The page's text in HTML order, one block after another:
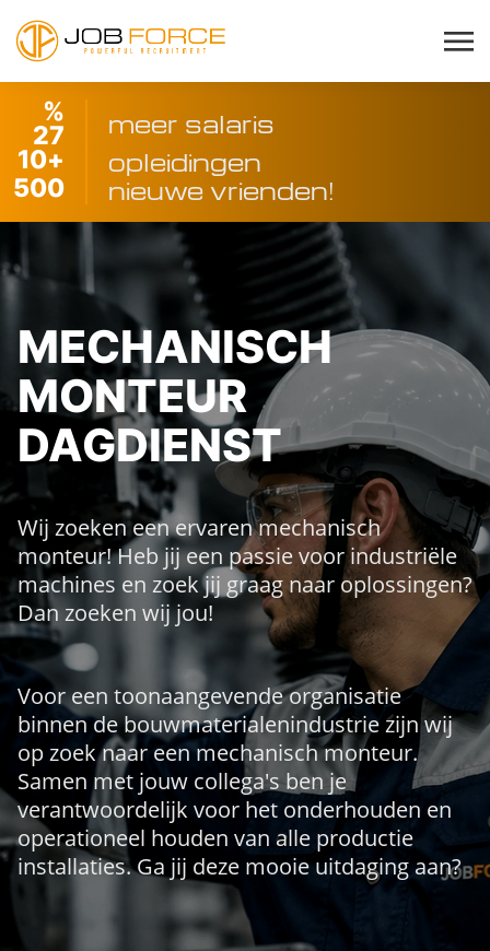
%
27
meer salaris
+
10
opleidingen
500
nieuwe vrienden!
MECHANISCH
MONTEUR
DAGDIENST
Wij zoeken een ervaren mechanisch
monteur! Heb jij een passie voor industriële
machines en zoek jij graag naar oplossingen?
Dan zoeken wij jou!
Voor een toonaangevende organisatie
binnen de bouwmaterialenindustrie zijn wij
op zoek naar een mechanisch monteur.
Samen met jouw collega's ben je
verantwoordelijk voor het onderhouden en
operationeel houden van alle productie
installaties. Ga jij deze mooie uitdaging aan?